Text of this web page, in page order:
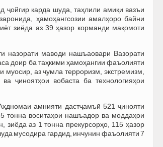
ҷойгир карда шуда, таҳлили амиқи вазъи
ҳамоҳангсозии амалҳоро байни
зиёда аз 39 ҳазор корманди мақомоти
назорати маводи нашъаовари Вазорати
доир ба таҳкими ҳамоҳангии фаъолияти
аз ҷумла терроризм, экстремизм,
ҷиноятҳои вобаста ба технологияҳои
амнияти дастҷамъӣ 521 ҷинояти
тонна воситаҳои нашъадор ва моддаҳои
зиёда аз 1 тонна прекурсорҳо, 115 ҳазор
мусодира гардид, инчунин фаъолияти 7